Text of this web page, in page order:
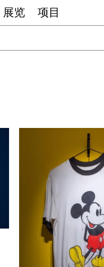
展览 项目